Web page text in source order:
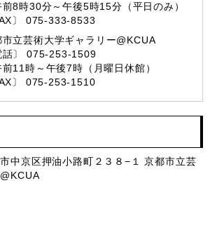
8時30分～午後5時15分（平日のみ）
〕 075-333-8533
市立芸術大学ギャラリー@KCUA
話〕 075-253-1509
11時～午後7時（月曜日休館）
〕 075-253-1510
中京区押油小路町２３８−１ 京都市立芸